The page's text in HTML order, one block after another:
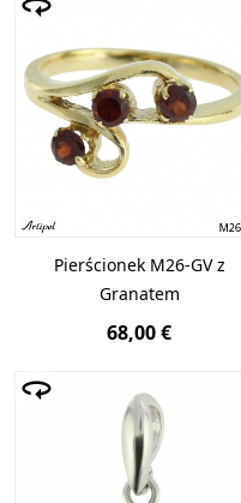
Pierścionek M26-GV z
Granatem
68,00 €